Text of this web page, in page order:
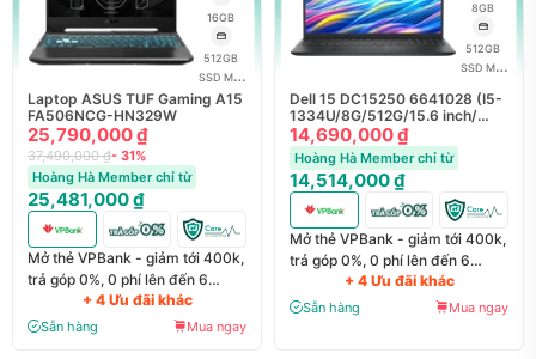
16GB
512GB
SSD M.2
NVMe
Laptop ASUS TUF Gaming A15
FA506NCG-HN329W
25,790,000 ₫
37,490,000 ₫- 31%
Hoàng Hà Member chỉ từ
25,481,000 ₫
Mở thẻ VPBank - giảm tới 400k,
trả góp 0%, 0 phí lên đến 6
+ 4 Ưu đãi khác
Sẵn hàng Mua ngay
8GB
512GB
SSD M.2
Dell 15 DC15250 6641028 (I5-
1334U/8G/512G/15.6 inch/
Đen) - NK chính hãng
14,690,000 ₫
Hoàng Hà Member chỉ từ
14,514,000 ₫
Mở thẻ VPBank - giảm tới 400k,
trả góp 0%, 0 phí lên đến 6
+ 4 Ưu đãi khác
Sẵn hàng Mua ngay